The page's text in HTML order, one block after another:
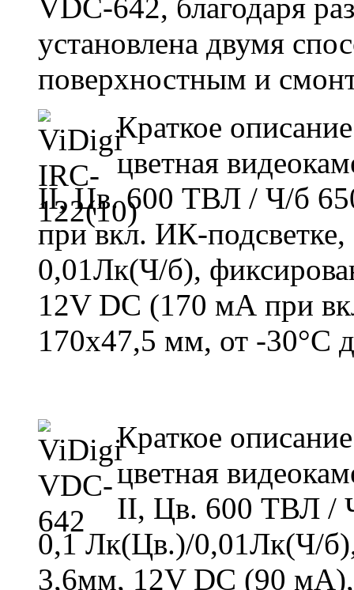
VDC-642, благодаря
установлена двумя
поверхностным и
Краткое
цветная
II, Цв. 600 ТВЛ / Ч/б
при вкл. ИК-
0,01Лк(Ч/б),
12V DC (170 мА при
170x47,5 мм, от -30°С
Краткое
цветная
II, Цв. 600 ТВЛ /
0,1 Лк(Цв.)/0,01Лк(Ч/
3,6мм, 12V DC (90 мА),